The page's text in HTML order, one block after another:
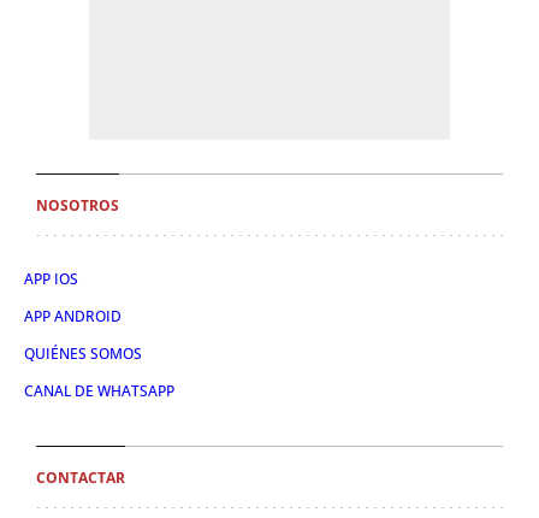
NOSOTROS
APP IOS
APP ANDROID
QUIÉNES SOMOS
CANAL DE WHATSAPP
CONTACTAR